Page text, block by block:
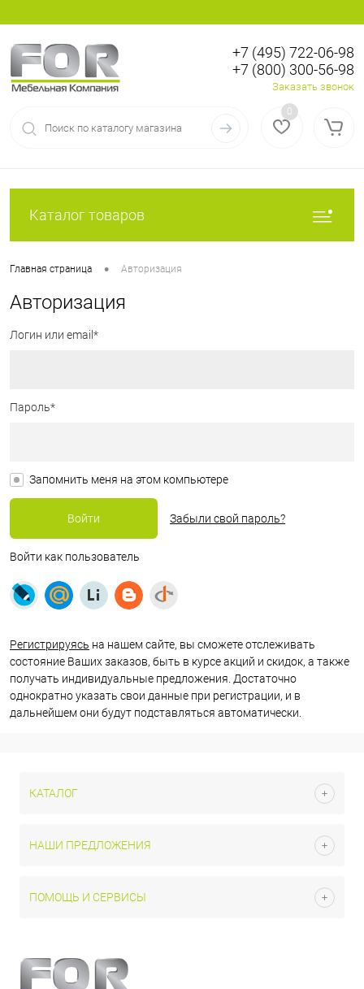
Регистрация
+7 (495) 722-06-98
+7 (800) 300-56-98
Заказать звонок
0
Каталог товаров
Главная страница • Авторизация
Авторизация
Логин или email*
Пароль*
Запомнить меня на этом компьютере
Забыли свой пароль?
Войти как пользователь
Регистрируясь на нашем сайте, вы сможете отслеживать
состояние Ваших заказов, быть в курсе акций и скидок, а также
получать индивидуальные предложения. Достаточно
однократно указать свои данные при регистрации, и в
дальнейшем они будут подставляться автоматически.
КАТАЛОГ
НАШИ ПРЕДЛОЖЕНИЯ
ПОМОЩЬ И СЕРВИСЫ